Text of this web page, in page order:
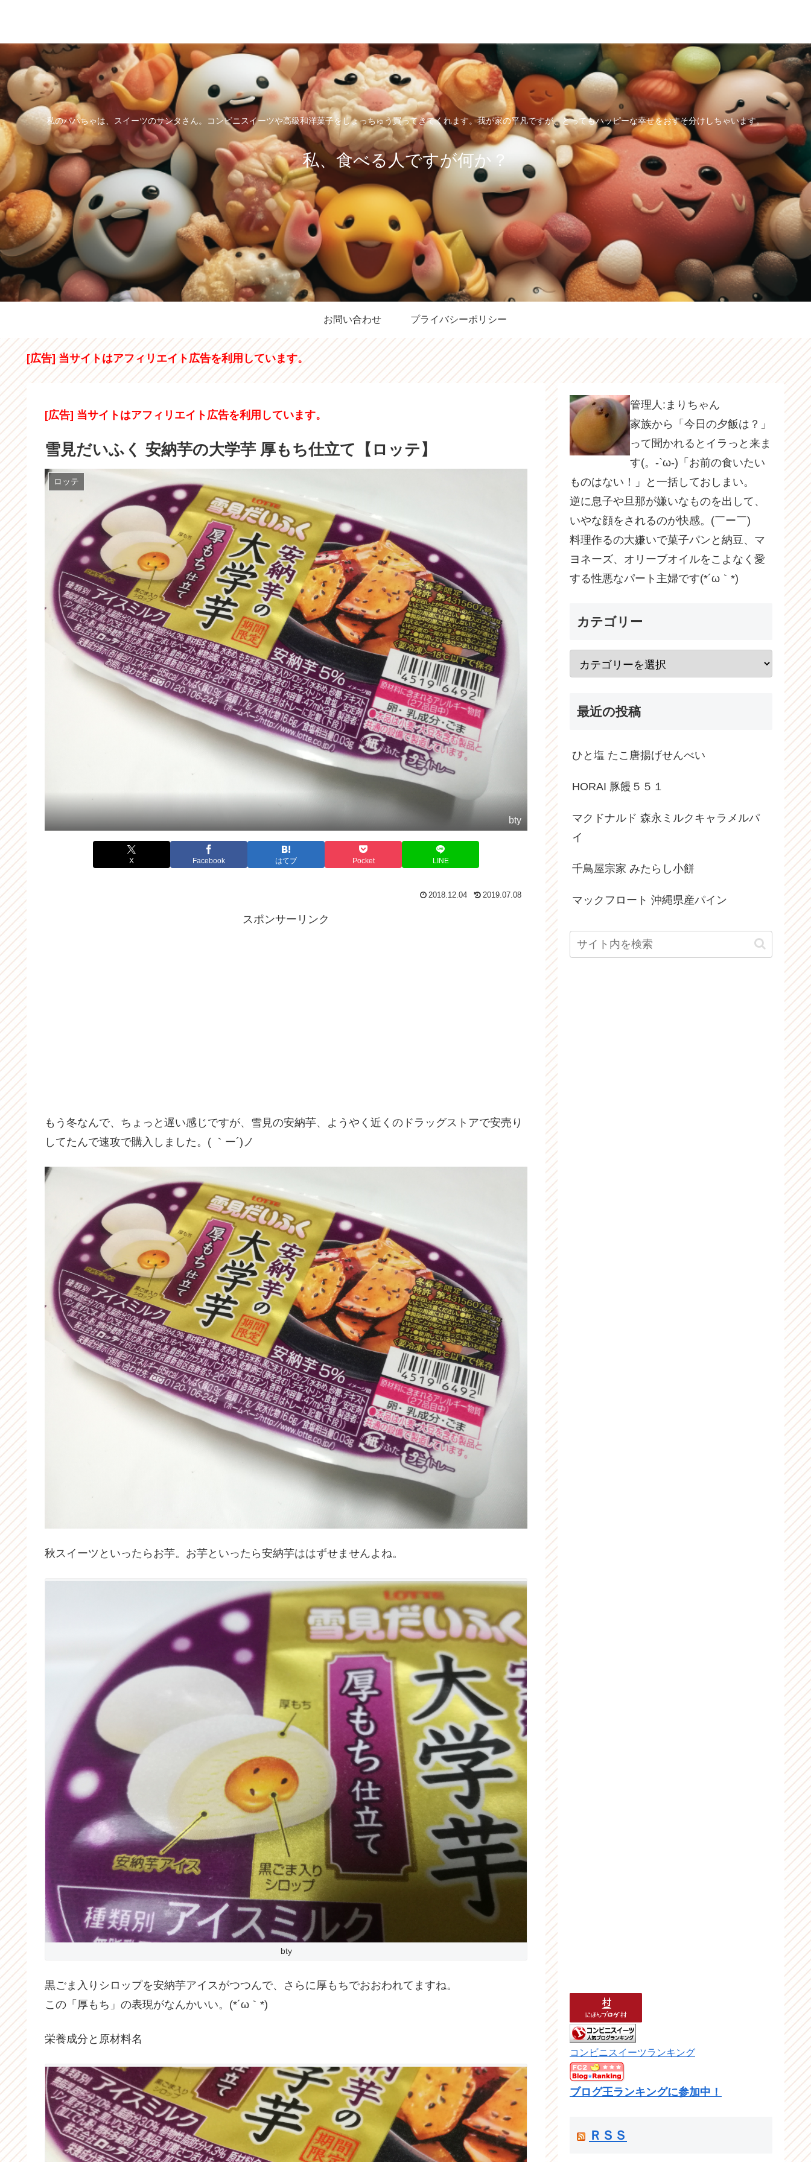
私のパパちゃは、スイーツのサンタさん。コンビニスイーツや高級和洋菓子をしょっちゅう買ってきてくれます。我が家の平凡ですが、とってもハッピーな幸せをおすそ分けしちゃいます。
私、食べる人ですが何か？
お問い合わせ プライバシーポリシー
[広告] 当サイトはアフィリエイト広告を利用しています。
[広告] 当サイトはアフィリエイト広告を利用しています。
雪見だいふく 安納芋の大学芋 厚もち仕立て【ロッテ】
ロッテ
bty
X Facebook はてブ Pocket LINE
2018.12.04 2019.07.08
スポンサーリンク
もう冬なんで、ちょっと遅い感じですが、雪見の安納芋、ようやく近くのドラッグストアで安売り
してたんで速攻で購入しました。( ｀ー´)ノ
秋スイーツといったらお芋。お芋といったら安納芋ははずせませんよね。
bty
黒ごま入りシロップを安納芋アイスがつつんで、さらに厚もちでおおわれてますね。
この「厚もち」の表現がなんかいい。(*´ω｀*)
栄養成分と原材料名
管理人:まりちゃん
家族から「今日の夕飯は？」
って聞かれるとイラっと来ま
す(。-`ω-)「お前の食いたい
ものはない！」と一括しておしまい。
逆に息子や旦那が嫌いなものを出して、
いやな顔をされるのが快感。(￣ー￣)
料理作るの大嫌いで菓子パンと納豆、マ
ヨネーズ、オリーブオイルをこよなく愛
する性悪なパート主婦です(*´ω｀*)
カテゴリー
最近の投稿
ひと塩 たこ唐揚げせんべい
HORAI 豚饅５５１
マクドナルド 森永ミルクキャラメルパ
イ
千鳥屋宗家 みたらし小餅
マックフロート 沖縄県産パイン
コンビニスイーツランキング
ブログ王ランキングに参加中！
ＲＳＳ